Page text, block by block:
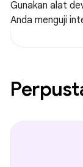
Gunakan alat
Anda menguji